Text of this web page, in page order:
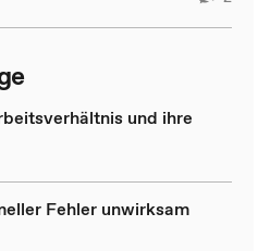
und ihre
Fehler unwirksam